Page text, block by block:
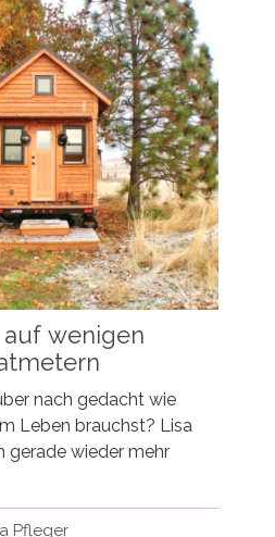
wenigen
nach gedacht wie
Leben brauchst? Lisa
gerade wieder mehr
Pfleger